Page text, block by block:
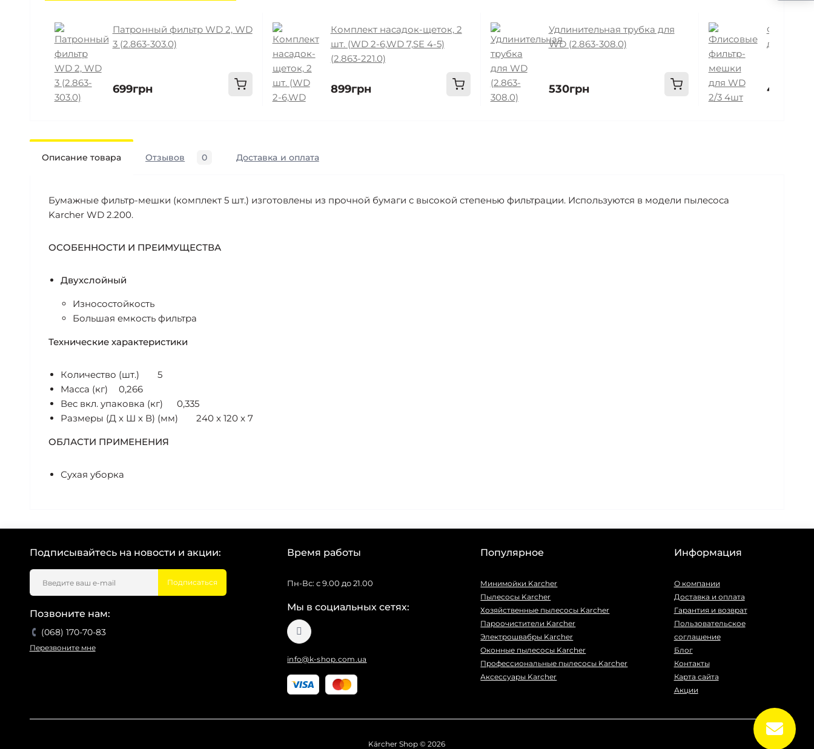
Патронный фильтр WD 2, WD
3 (2.863-303.0)
699грн
Комплект насадок-щеток, 2
шт. (WD 2-6,WD 7,SE 4-5)
(2.863-221.0)
899грн
Удлинительная трубка для
WD (2.863-308.0)
530грн
для WD
499грн
Описание товара Отзывов 0 Доставка и оплата
Бумажные фильтр-мешки (комплект 5 шт.) изготовлены из прочной бумаги с высокой степенью фильтрации. Используются в модели пылесоса
Karcher WD 2.200.
ОСОБЕННОСТИ И ПРЕИМУЩЕСТВА
Двухслойный
Износостойкость
Большая емкость фильтра
Технические характеристики
Количество (шт.)
5
Масса (кг)
0,266
Вес вкл. упаковка (кг)
0,335
Размеры (Д х Ш х В) (мм)
240 x 120 x 7
ОБЛАСТИ ПРИМЕНЕНИЯ
Сухая уборка
Подписывайтесь на новости и акции:
Подписаться
Позвоните нам:
(068) 170-70-83
Перезвоните мне
Время работы
Пн-Вс: с 9.00 до 21.00
Мы в социальных сетях:
info@k-shop.com.ua
Популярное
Минимойки Karcher
Пылесосы Karcher
Хозяйственные пылесосы Karcher
Пароочистители Karcher
Электрошвабры Karcher
Оконные пылесосы Karcher
Профессиональные пылесосы Karcher
Аксессуары Karcher
Информация
О компании
Доставка и оплата
Гарантия и возврат
Пользовательское
соглашение
Блог
Контакты
Карта сайта
Акции
Kärcher Shop © 2026